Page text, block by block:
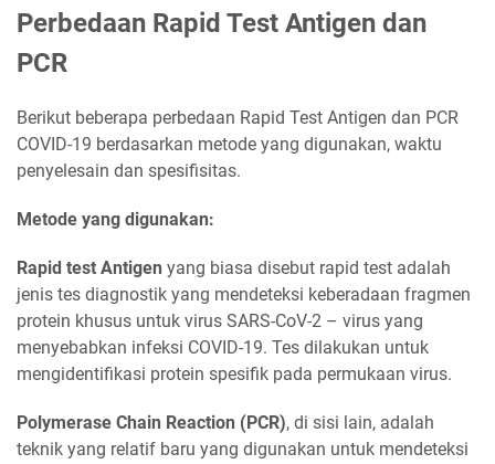
Perbedaan Rapid Test Antigen dan
PCR
Berikut beberapa perbedaan Rapid Test Antigen dan PCR
COVID-19 berdasarkan metode yang digunakan, waktu
penyelesain dan spesifisitas.
Metode yang digunakan:
Rapid test Antigen yang biasa disebut rapid test adalah
jenis tes diagnostik yang mendeteksi keberadaan fragmen
protein khusus untuk virus SARS-CoV-2 – virus yang
menyebabkan infeksi COVID-19. Tes dilakukan untuk
mengidentifikasi protein spesifik pada permukaan virus.
Polymerase Chain Reaction (PCR), di sisi lain, adalah
teknik yang relatif baru yang digunakan untuk mendeteksi